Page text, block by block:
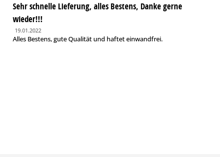
Sehr schnelle Lieferung, alles Bestens, Danke gerne
wieder!!!
19.01.2022
Alles Bestens, gute Qualität und haftet einwandfrei.